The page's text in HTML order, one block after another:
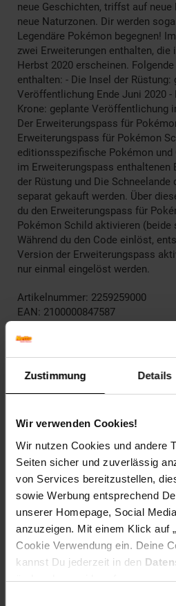
Zustimmung Details
Wir verwenden Cookies!
Wir nutzen Cookies und andere
Seiten sicher und zuverlässig
von Services bereitzustellen,
sowie Werbung entsprechend
unserer Homepage, Social
anzuzeigen. Mit einem Klick auf
Cookie Verwendung ein. Deine
kannst Du jederzeit in den
ändern bzw. widerrufen.
neue Geschichten, triffst auf
neue Naturzonen. Dir werden
Legendäre Pokémon begegnen!
zwei Erweiterungen enthalten, die
Herbst 2020 erscheinen.
enthalten: - Die Insel der Rüstung:
Veröffentlichung Ende Juni 2020 -
Krone: geplante Veröffentlichung
Der Erweiterungspass für
Erweiterungspass für Pokémon
editionsspezifische Pokémon und
im Erweiterungspass enthaltenen
der Rüstung und Die
separat gekauft werden. Über
du den Erweiterungspass für
Pokémon Schild aktivieren (beide
Während du den Code einlöst,
Version der Erweiterungspass
nur einmal eingelöst werden.
Artikelnummer: 2259259000
EAN: 2100000847587
Dieses Produkt ist von allen
ausgeschlossen.
Einlösebedingungen
AGB
Versandinformationen
Herstellerinformationen